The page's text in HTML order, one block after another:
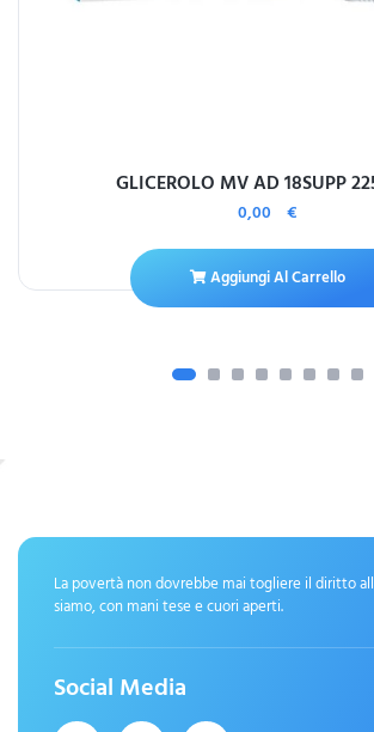
GLICEROLO MV AD 18SUPP
0,00 €
Aggiungi Al Carrello
La povertà non dovrebbe mai togliere il diritto
siamo, con mani tese e cuori aperti.
Social Media